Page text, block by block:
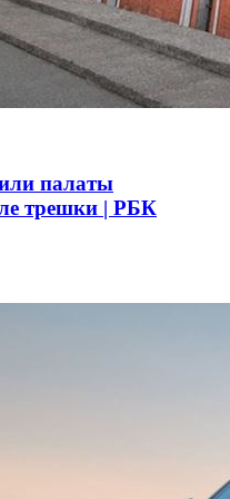
палаты
трешки | РБК